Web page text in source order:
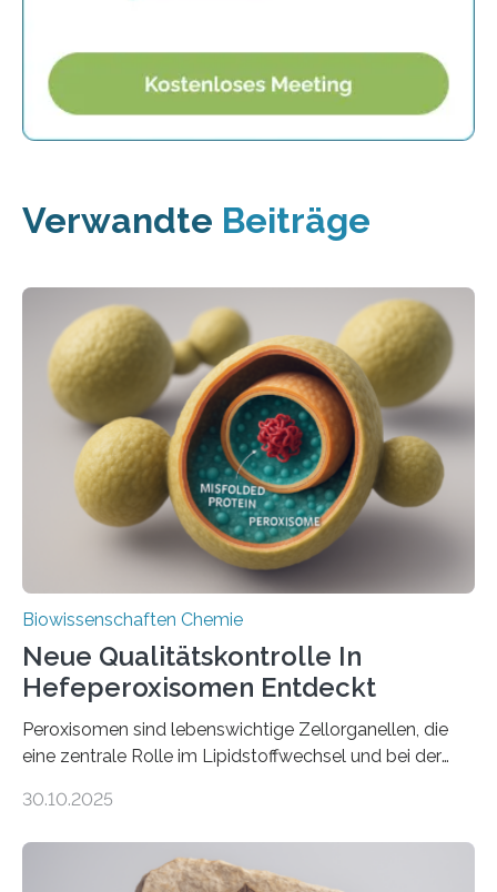
Verwandte Beiträge
Biowissenschaften Chemie
Neue Qualitätskontrolle In
Hefeperoxisomen Entdeckt
Peroxisomen sind lebenswichtige Zellorganellen, die
eine zentrale Rolle im Lipidstoffwechsel und bei der
erfüllen können, müssen zahlreiche Enzyme präzise in
der Ruhr-Universität Bochum um Prof. Dr. Ralf Erdmann
30.10.2025